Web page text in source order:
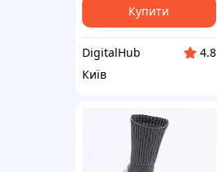
Купити
DigitalHub
4.8
Київ